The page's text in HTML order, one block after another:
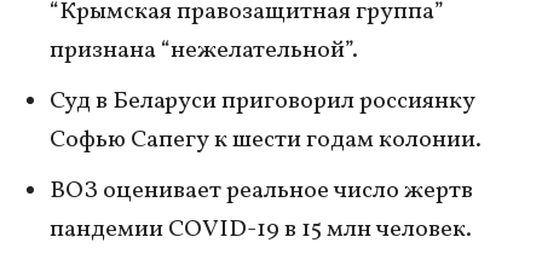
“Крымская правозащитная группа”
признана “нежелательной”.
Суд в Беларуси приговорил россиянку
Софью Сапегу к шести годам колонии.
ВОЗ оценивает реальное число жертв
пандемии COVID-19 в 15 млн человек.